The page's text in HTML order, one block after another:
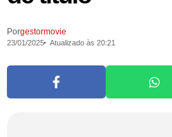
Porgestormovie
23/01/2025 Atualizado às 20:21